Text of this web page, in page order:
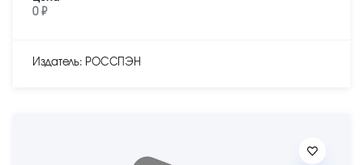
0 ₽
Издатель: РОССПЭН